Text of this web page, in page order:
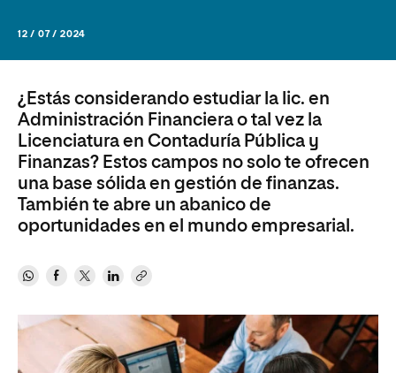
12 / 07 / 2024
¿Estás considerando estudiar la lic. en
Administración Financiera o tal vez la
Licenciatura en Contaduría Pública y
Finanzas? Estos campos no solo te ofrecen
una base sólida en gestión de finanzas.
También te abre un abanico de
oportunidades en el mundo empresarial.